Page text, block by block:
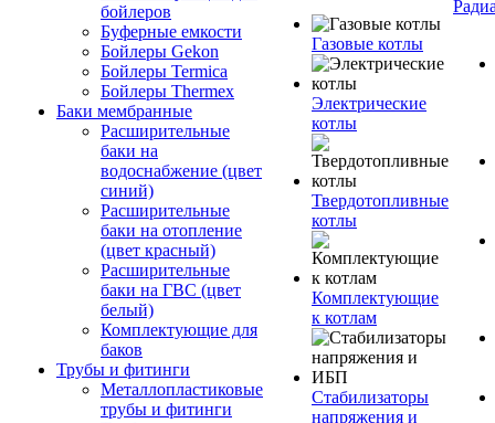
бойлеров
Буферные емкости
Бойлеры Gekon
Бойлеры Termica
Бойлеры Thermex
Баки мембранные
Расширительные
баки на
водоснабжение (цвет
синий)
Расширительные
баки на отопление
(цвет красный)
Расширительные
баки на ГВС (цвет
белый)
Комплектующие для
баков
Трубы и фитинги
Металлопластиковые
трубы и фитинги
Газовые котлы
Электрические
котлы
Твердотопливные
котлы
Комплектующие
к котлам
Стабилизаторы
напряжения и